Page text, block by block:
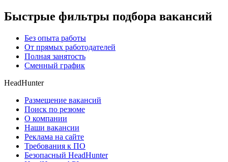
Быстрые фильтры подбора вакансий
Без опыта работы
От прямых работодателей
Полная занятость
Сменный график
HeadHunter
Размещение вакансий
Поиск по резюме
О компании
Наши вакансии
Реклама на сайте
Требования к ПО
Безопасный HeadHunter